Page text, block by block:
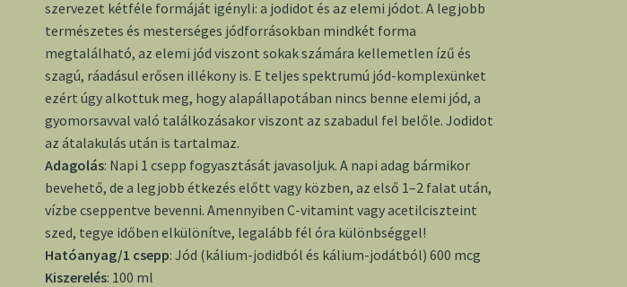
szervezet kétféle formáját igényli: a jodidot és az elemi jódot. A legjobb
természetes és mesterséges jódforrásokban mindkét forma
megtalálható, az elemi jód viszont sokak számára kellemetlen ízű és
szagú, ráadásul erősen illékony is. E teljes spektrumú jód-komplexünket
ezért úgy alkottuk meg, hogy alapállapotában nincs benne elemi jód, a
gyomorsavval való találkozásakor viszont az szabadul fel belőle. Jodidot
az átalakulás után is tartalmaz.
Adagolás: Napi 1 csepp fogyasztását javasoljuk. A napi adag bármikor
bevehető, de a legjobb étkezés előtt vagy közben, az első 1–2 falat után,
vízbe cseppentve bevenni. Amennyiben C-vitamint vagy acetilciszteint
szed, tegye időben elkülönítve, legalább fél óra különbséggel!
Hatóanyag/1 csepp: Jód (kálium-jodidból és kálium-jodátból) 600 mcg
Kiszerelés: 100 ml